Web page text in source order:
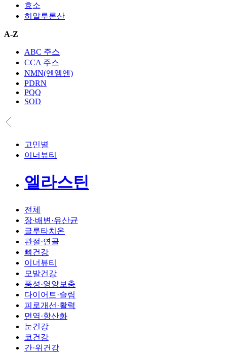
효소
히알루론산
A-Z
ABC 주스
CCA 주스
NMN(엔엠엔)
PDRN
PQQ
SOD
고민별
이너뷰티
엘라스틴
전체
장·배변·유산균
글루타치온
관절·연골
뼈건강
이너뷰티
모발건강
풍성·영양보충
다이어트·슬림
피로개선·활력
면역·항산화
눈건강
코건강
간·위건강